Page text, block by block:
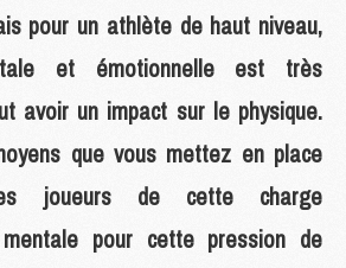
pour un athlète de haut niveau,
et émotionnelle est très
avoir un impact sur le physique.
que vous mettez en place
joueurs de cette charge
pour cette pression de